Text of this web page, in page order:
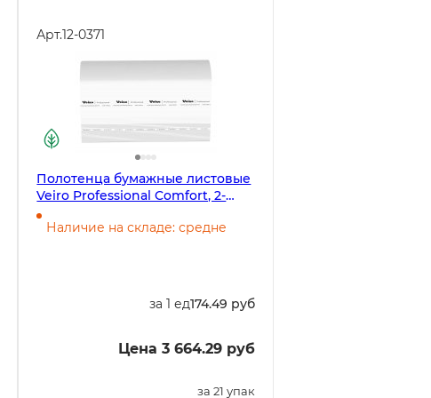
Арт.12-0371
Полотенца бумажные листовые
Veiro Professional Comfort, 2-
слойные, Z-сложения, белые,
200 листов в упаковке
Наличие на складе: средне
за 1 ед174.49 руб
Цена 3 664.29 руб
за 21 упак